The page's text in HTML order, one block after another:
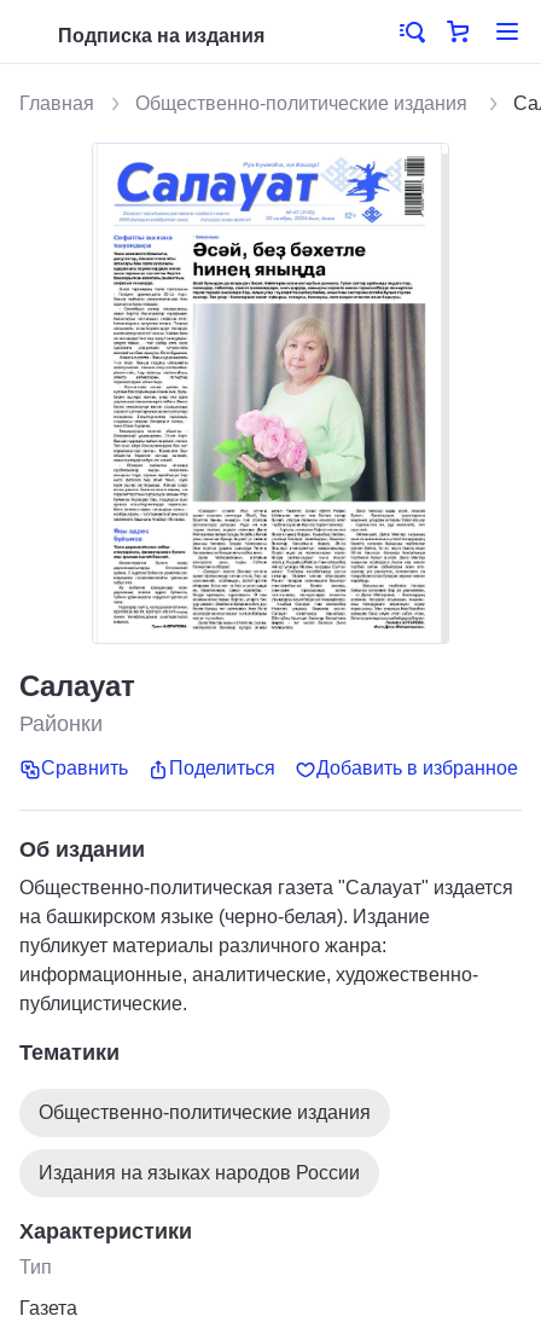
Подписка на издания
Главная Общественно-политические издания
Салауат
Районки
Сравнить Поделиться Добавить в избранное
Об издании
Общественно-политическая газета "Салауат" издается
на башкирском языке (черно-белая). Издание
публикует материалы различного жанра:
информационные, аналитические, художественно-
публицистические.
Тематики
Общественно-политические издания
Издания на языках народов России
Характеристики
Тип
Газета